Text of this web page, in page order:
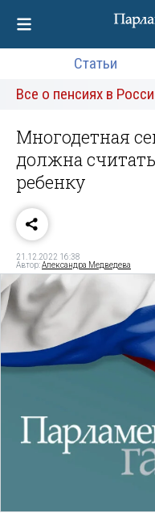
Статьи
Все о пенсиях в
Многодетная
должна
ребенку
21.12.2022 16:38
Автор:Александра Медведева